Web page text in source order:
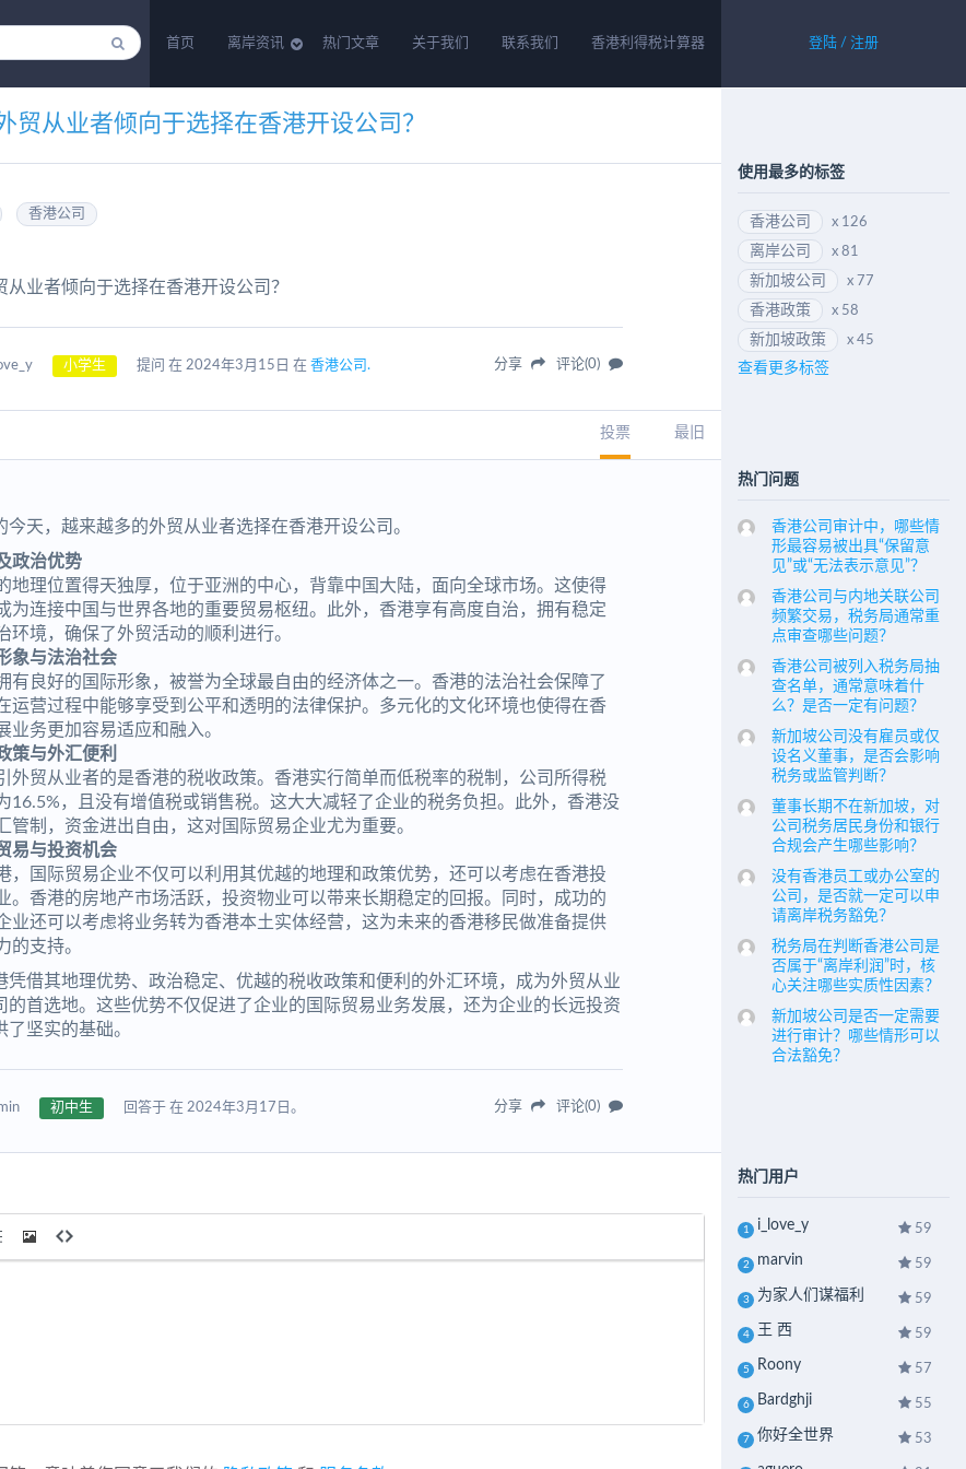
首页 离岸资讯 热门文章 关于我们 联系我们 香港利得税计算器 登陆 / 注册
贸从业者倾向于选择在香港开设公司？
香港公司
从业者倾向于选择在香港开设公司？
小学生 提问 在 2024年3月15日 在 香港公司. 分享 评论(0)
投票 最旧
今天，越来越多的外贸从业者选择在香港开设公司。
政治优势
地理位置得天独厚，位于亚洲的中心，背靠中国大陆，面向全球市场。这使得
为连接中国与世界各地的重要贸易枢纽。此外，香港享有高度自治，拥有稳定
环境，确保了外贸活动的顺利进行。
象与法治社会
有良好的国际形象，被誉为全球最自由的经济体之一。香港的法治社会保障了
运营过程中能够享受到公平和透明的法律保护。多元化的文化环境也使得在香
业务更加容易适应和融入。
策与外汇便利
外贸从业者的是香港的税收政策。香港实行简单而低税率的税制，公司所得税
16.5%，且没有增值税或销售税。这大大减轻了企业的税务负担。此外，香港没
管制，资金进出自由，这对国际贸易企业尤为重要。
易与投资机会
，国际贸易企业不仅可以利用其优越的地理和政策优势，还可以考虑在香港投
。香港的房地产市场活跃，投资物业可以带来长期稳定的回报。同时，成功的
业还可以考虑将业务转为香港本土实体经营，这为未来的香港移民做准备提供
的支持。
凭借其地理优势、政治稳定、优越的税收政策和便利的外汇环境，成为外贸从业
的首选地。这些优势不仅促进了企业的国际贸易业务发展，还为企业的长远投资
了坚实的基础。
初中生 回答于 在 2024年3月17日。 分享 评论(0)
使用最多的标签
香港公司 x 126
离岸公司 x 81
新加坡公司 x 77
香港政策 x 58
新加坡政策 x 45
查看更多标签
热门问题
香港公司审计中，哪些情
形最容易被出具“保留意
见”或“无法表示意见”？
香港公司与内地关联公司
频繁交易，税务局通常重
点审查哪些问题？
香港公司被列入税务局抽
查名单，通常意味着什
么？是否一定有问题？
新加坡公司没有雇员或仅
设名义董事，是否会影响
税务或监管判断？
董事长期不在新加坡，对
公司税务居民身份和银行
合规会产生哪些影响？
没有香港员工或办公室的
公司，是否就一定可以申
请离岸税务豁免？
税务局在判断香港公司是
否属于“离岸利润”时，核
心关注哪些实质性因素？
新加坡公司是否一定需要
进行审计？哪些情形可以
合法豁免？
热门用户
1 i_love_y 59
2 marvin 59
3 为家人们谋福利 59
4 王 西 59
5 Roony 57
6 Bardghji 55
7 你好全世界 53